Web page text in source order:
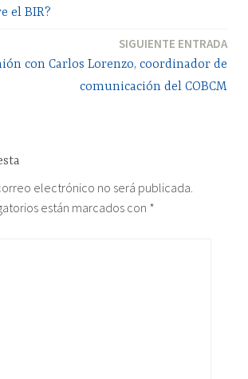
el BIR?
SIGUIENTE ENTRADA
con Carlos Lorenzo, coordinador de
comunicación del COBCM
electrónico no será publicada.
están marcados con *